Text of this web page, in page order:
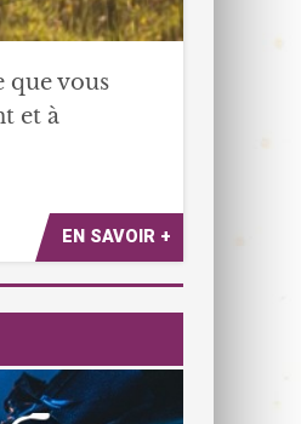
que vous
et à
EN SAVOIR +